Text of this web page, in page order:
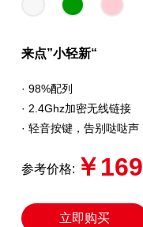
来点”小轻新“
· 98%配列
· 2.4Ghz加密无线链接
· 轻音按键，告别哒哒声
参考价格: ￥169
立即购买